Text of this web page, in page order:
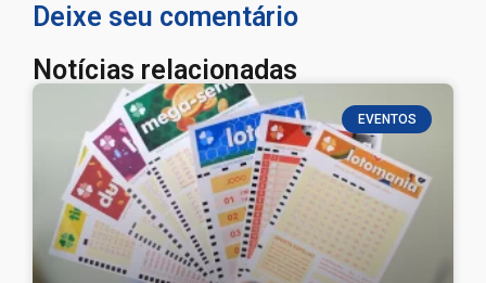
Deixe seu comentário
Notícias relacionadas
EVENTOS